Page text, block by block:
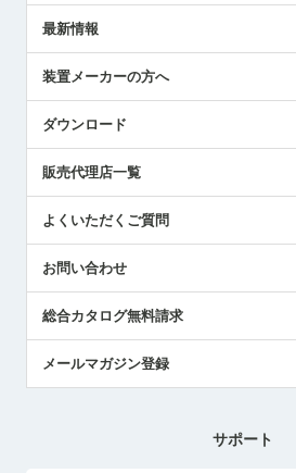
受賞履歴
採用情報
国/地域/言語
ツールセッタ製品
エアマイクロセンサ製品
最新情報
メトロールの技術
社員ブログ
中小企業のBCP地震対策
センサのテクニカルガイド
社長ブログ
装置メーカーの方へ
ダウンロード
販売代理店一覧
よくいただくご質問
お問い合わせ
総合カタログ無料請求
メールマガジン登録
サポート